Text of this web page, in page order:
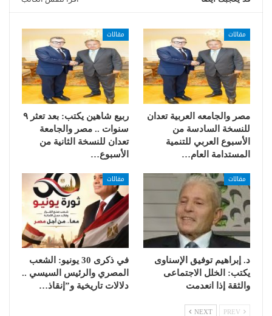
مقالات
مصر والجامعه العربية تعدان
للنسخة السادسة من
الأسبوع العربي للتنمية
المستدامة العام…
مقالات
ربيع شاهين يكتب: بعد تعثر ٩
سنوات .. مصر والجامعة
تعدان للنسخة الثانية من
الأسبوع…
مقالات
د. إبراهيم توفيق الإسناوى
يكتب: الخلل الاجتماعى
والثقة إذا انعدمت
مقالات
في ذكرى 30 يونيو: الشعب
المصري والرئيس السيسي ..
دلالات تاريخية و”إنقاذ…
NEXT